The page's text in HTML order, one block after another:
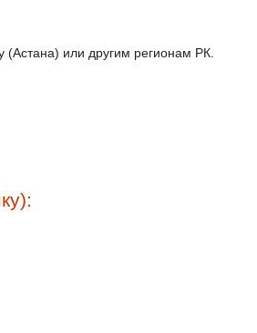
или другим регионам РК.